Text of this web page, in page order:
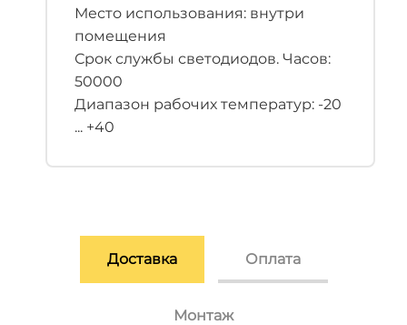
Место использования: внутри
помещения
Срок службы светодиодов. Часов:
50000
Диапазон рабочих температур: -20
... +40
Доставка Оплата
Монтаж